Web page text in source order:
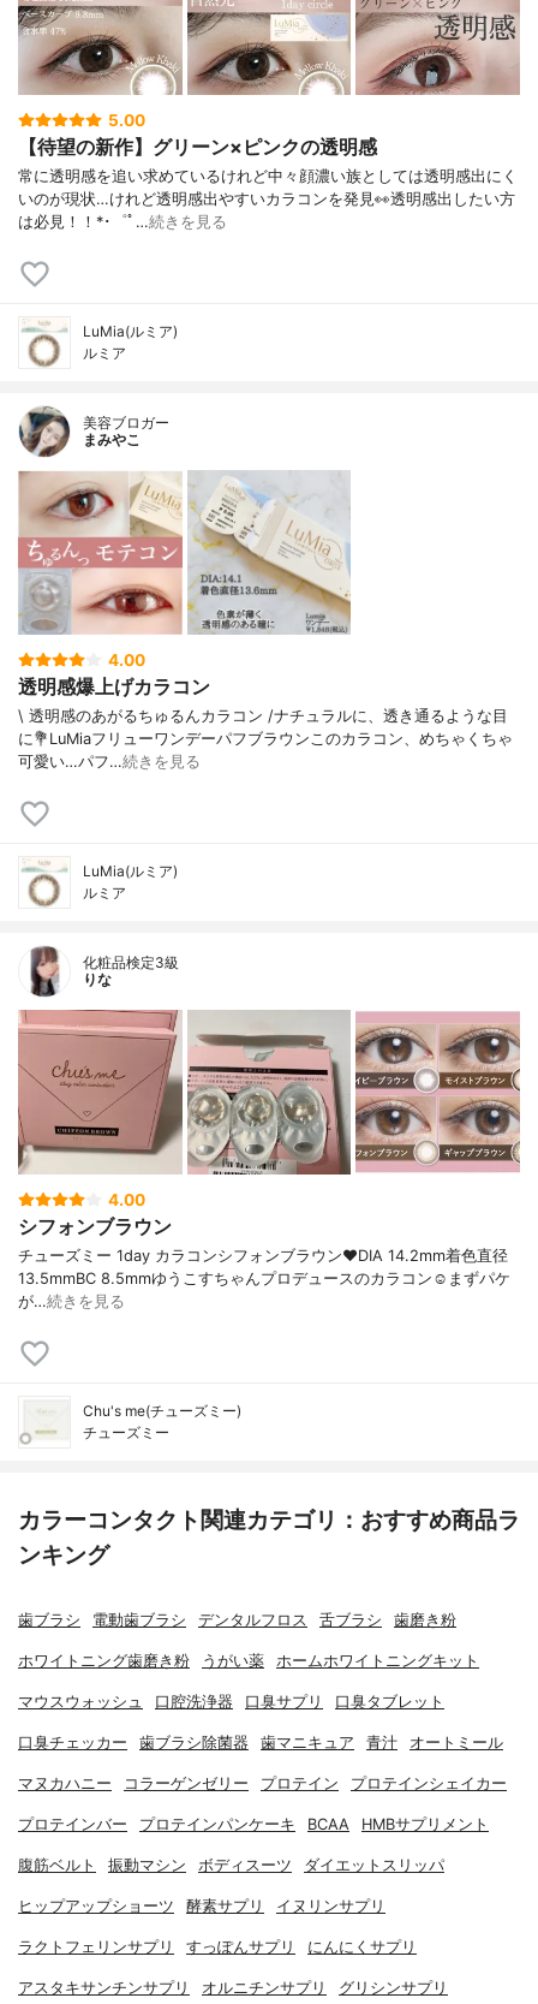
5.00
【待望の新作】グリーン×ピンクの透明感⁡
常に透明感を追い求めているけれど⁡中々顔濃い族としては透明感出にく
いのが現状…⁡⁡けれど透明感出やすいカラコンを発見👀⁡透明感出したい方
は必見！！⁡⁡⁡*･゜ﾟ…続きを見る
LuMia(ルミア)
ルミア
美容ブロガー
まみやこ
4.00
透明感爆上げカラコン
\ 透明感のあがるちゅるんカラコン /⁡ナチュラルに、透き通るような目
に⁡⁡⁡💐LuMiaフリューワンデーパフブラウン⁡⁡このカラコン、めちゃくちゃ
可愛い…パフ…続きを見る
LuMia(ルミア)
ルミア
化粧品検定3級
りな
4.00
シフォンブラウン
チューズミー 1day カラコンシフォンブラウン❤️DIA 14.2mm着色直径
13.5mmBC 8.5mmゆうこすちゃんプロデュースのカラコン☺️まずパケ
が…続きを見る
Chu's me(チューズミー)
チューズミー
カラーコンタクト関連カテゴリ：おすすめ商品ラ
ンキング
歯ブラシ 電動歯ブラシ デンタルフロス 舌ブラシ 歯磨き粉
ホワイトニング歯磨き粉 うがい薬 ホームホワイトニングキット
マウスウォッシュ 口腔洗浄器 口臭サプリ 口臭タブレット
口臭チェッカー 歯ブラシ除菌器 歯マニキュア 青汁 オートミール
マヌカハニー コラーゲンゼリー プロテイン プロテインシェイカー
プロテインバー プロテインパンケーキ BCAA HMBサプリメント
腹筋ベルト 振動マシン ボディスーツ ダイエットスリッパ
ヒップアップショーツ 酵素サプリ イヌリンサプリ
ラクトフェリンサプリ すっぽんサプリ にんにくサプリ
アスタキサンチンサプリ オルニチンサプリ グリシンサプリ